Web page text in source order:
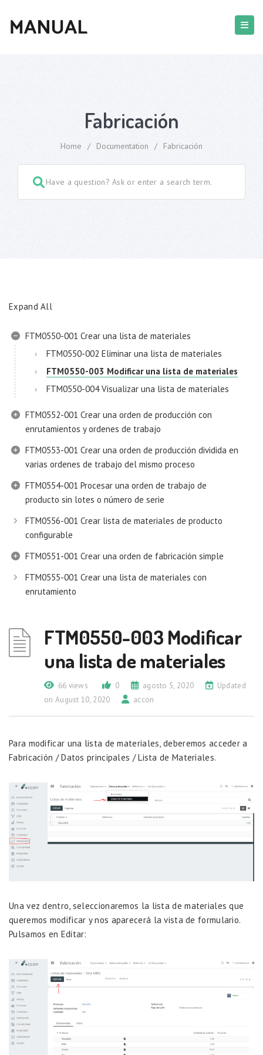
Fabricación
Home / Documentation / Fabricación
Expand All
FTM0550-001 Crear una lista de materiales
FTM0550-002 Eliminar una lista de materiales
FTM0550-003 Modificar una lista de materiales
FTM0550-004 Visualizar una lista de materiales
FTM0552-001 Crear una orden de producción con
enrutamientos y ordenes de trabajo
FTM0553-001 Crear una orden de producción dividida en
varias ordenes de trabajo del mismo proceso
FTM0554-001 Procesar una orden de trabajo de
producto sin lotes o número de serie
FTM0556-001 Crear lista de materiales de producto
configurable
FTM0551-001 Crear una orden de fabricación simple
FTM0555-001 Crear una lista de materiales con
enrutamiento
FTM0550-003 Modificar
una lista de materiales
66 views 0 agosto 5, 2020
Updated
on August 10, 2020
accon
Para modificar una lista de materiales, deberemos acceder a
Fabricación / Datos principales / Lista de Materiales.
Una vez dentro, seleccionaremos la lista de materiales que
queremos modificar y nos aparecerá la vista de formulario.
Pulsamos en Editar: